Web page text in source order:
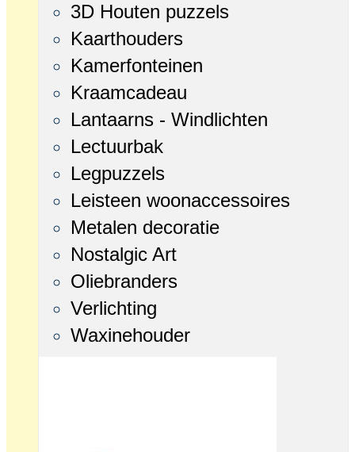
3D Houten puzzels
Kaarthouders
Kamerfonteinen
Kraamcadeau
Lantaarns - Windlichten
Lectuurbak
Legpuzzels
Leisteen woonaccessoires
Metalen decoratie
Nostalgic Art
Oliebranders
Verlichting
Waxinehouder